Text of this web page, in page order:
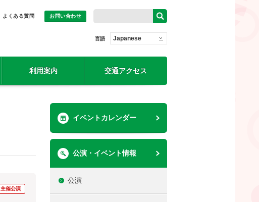
よくある質問 お問い合わせ
言語 Japanese
利用案内 交通アクセス
主催公演
イベントカレンダー
公演・イベント情報
公演